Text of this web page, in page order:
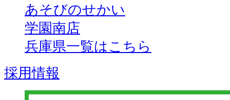
あそびのせかい
学園南店
兵庫県一覧はこちら
採用情報